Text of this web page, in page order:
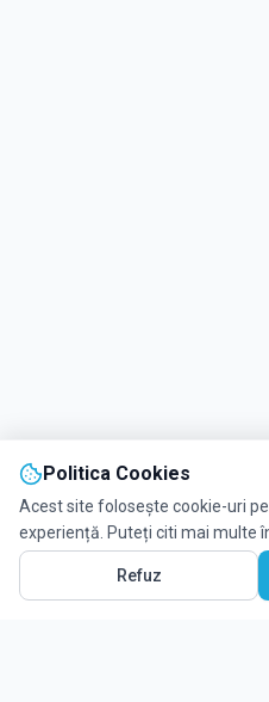
Vezi pe
Politica Cookies
Acest site folosește cookie-uri
experiență. Puteți citi mai multe
Refuz